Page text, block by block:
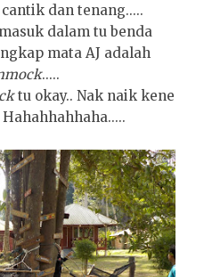
dan tenang.....
dalam tu benda
mata AJ adalah
.....
tu okay.. Nak naik kene